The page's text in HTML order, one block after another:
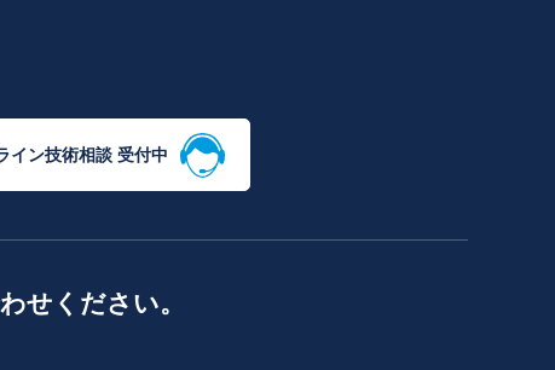
イン技術相談 受付中
せください。